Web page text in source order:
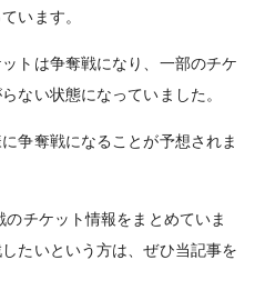
います。
トは争奪戦になり、一部のチケ
ない状態になっていました。
争奪戦になることが予想されま
チケット情報をまとめていま
たいという方は、ぜひ当記事を